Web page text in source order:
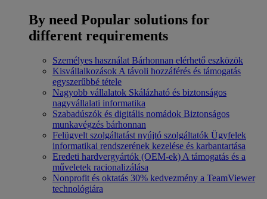
By need Popular solutions for
different requirements
Személyes használat Bárhonnan elérhető eszközök
KisvállalkozásokA távoli hozzáférés és támogatás
egyszerűbbé tétele
Nagyobb vállalatok Skálázható és biztonságos
nagyvállalati informatika
Szabadúszók és digitális nomádok Biztonságos
munkavégzés bárhonnan
Felügyelt szolgáltatást nyújtó szolgáltatók Ügyfelek
informatikai rendszerének kezelése és karbantartása
Eredeti hardvergyártók (OEM-ek)A támogatás és a
műveletek racionalizálása
Nonprofit és oktatás 30% kedvezmény a TeamViewer
technológiára